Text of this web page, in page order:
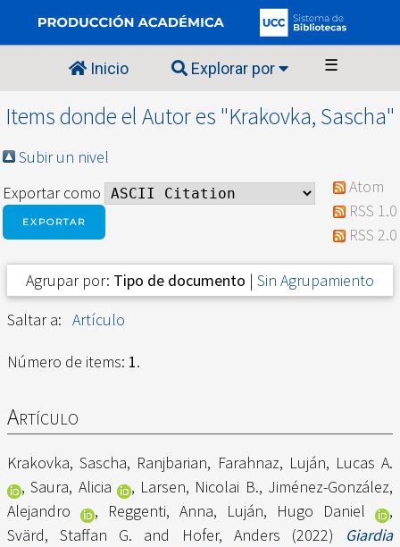
Inicio Explorar por ☰
Items donde el Autor es "Krakovka, Sascha"
Subir un nivel
Exportar como
Atom
RSS 1.0
RSS 2.0
Agrupar por: Tipo de documento | Sin Agrupamiento
Saltar a: Artículo
Número de items: 1.
Artículo
Krakovka, Sascha, Ranjbarian, Farahnaz, Luján, Lucas A.
,Saura, Alicia , Larsen, Nicolai B., Jiménez-González,
Alejandro
, Reggenti, Anna, Luján, Hugo Daniel
,
Svärd, Staffan G. and Hofer, Anders (2022) Giardia